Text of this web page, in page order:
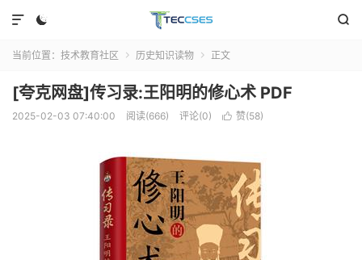
 

当前位置： 技术教育社区  历史知识读物  正文
[夸克网盘]传习录:王阳明的修心术 PDF
2025-02-03 07:40:00 阅读(666) 评论(0)  赞(58)